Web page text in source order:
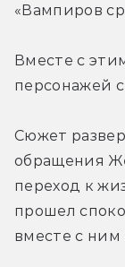
«Вампиров
Вместе с
персонажей
Сюжет
обращения
переход к
прошел
вместе с ним